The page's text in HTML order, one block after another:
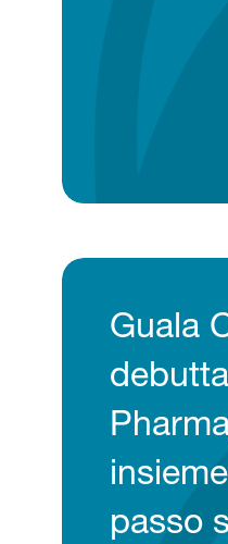
Guala
passo